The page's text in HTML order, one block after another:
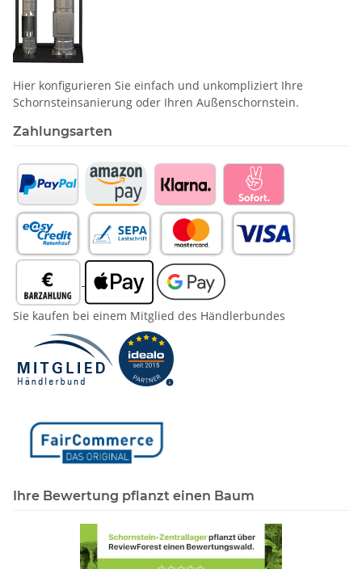
Hier konfigurieren Sie einfach und unkompliziert Ihre
Schornstein­sanierung oder Ihren Außenschornstein.
Zahlungsarten
Sie kaufen bei einem Mitglied des Händlerbundes
Ihre Bewertung pflanzt einen Baum